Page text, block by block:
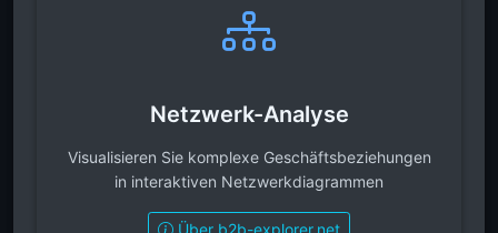
Netzwerk-Analyse
Visualisieren Sie komplexe Geschäftsbeziehungen
in interaktiven Netzwerkdiagrammen
Über b2b-explorer.net